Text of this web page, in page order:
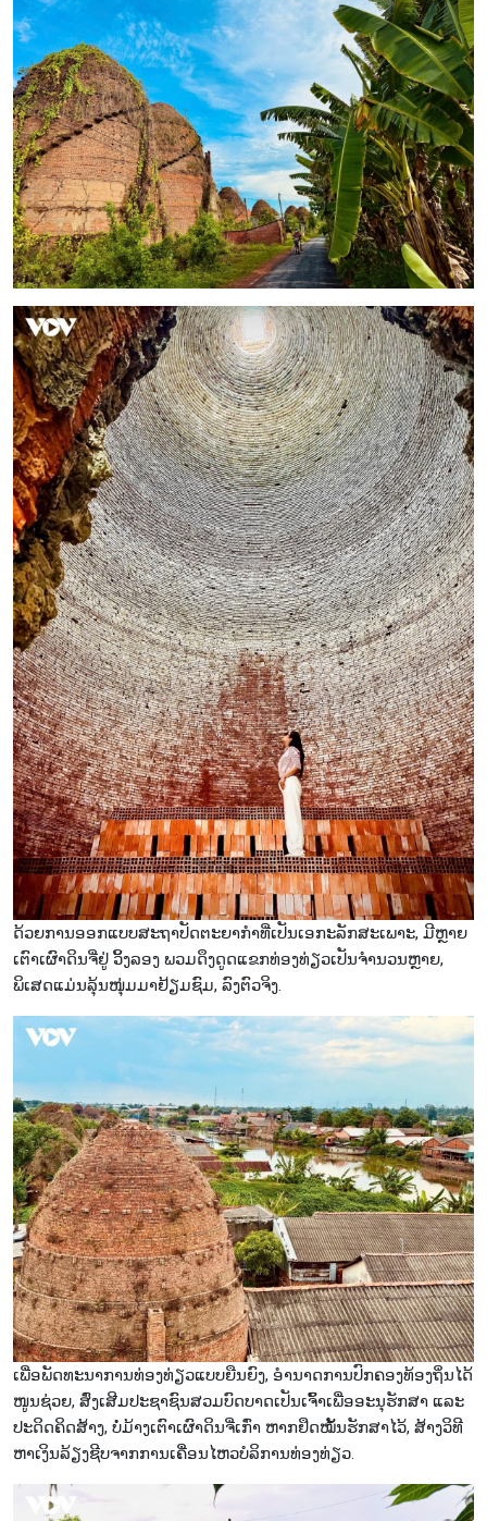
ດ້ວຍການອອກແບບສະຖາປັດຕະຍາກຳທີ່ເປັນເອກະລັກສະເພາະ, ມີຫຼາຍ
ເຕົາເຜົາດິນຈີ່ຢູ່ ວິ້ງລອງ ພວມດຶງດູດແຂກທ່ອງທ່ຽວເປັນຈຳນວນຫຼາຍ,
ພິເສດແມ່ນລຸ້ນໜຸ່ມມາຢ້ຽມຊົມ, ລົງຕົວຈິງ.
ເພື່ອພັດທະນາການທ່ອງທ່ຽວແບບຍືນຍົງ, ອຳນາດການປົກຄອງທ້ອງຖິ່ນໄດ້
ໜູນຊ່ວຍ, ສົ່ງເສີມປະຊາຊົນສວມບົດບາດເປັນເຈົ້າເພື່ອອະນຸຮັກສາ ແລະ
ປະດິດຄິດສ້າງ, ບໍ່ມ້າງເຕົາເຜົາດິນຈີ່ເກົ່າ ຫາກຢຶດໝັ້ນຮັກສາໄວ້, ສ້າງວິທີ
ຫາເງິນລ້ຽງຊີບຈາກການເຄື່ອນໄຫວບໍລິການທ່ອງທ່ຽວ.